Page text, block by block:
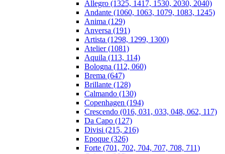
Allegro (1325, 1417, 1530, 2030, 2040)
Andante (1060, 1063, 1079, 1083, 1245)
Anima (129)
Anversa (191)
Artista (1298, 1299, 1300)
Atelier (1081)
Aquila (113, 114)
Bologna (112, 060)
Brema (647)
Brillante (128)
Calmando (130)
Copenhagen (194)
Crescendo (016, 031, 033, 048, 062, 117)
Da Capo (127)
Divisi (215, 216)
Epoque (326)
Forte (701, 702, 704, 707, 708, 711)